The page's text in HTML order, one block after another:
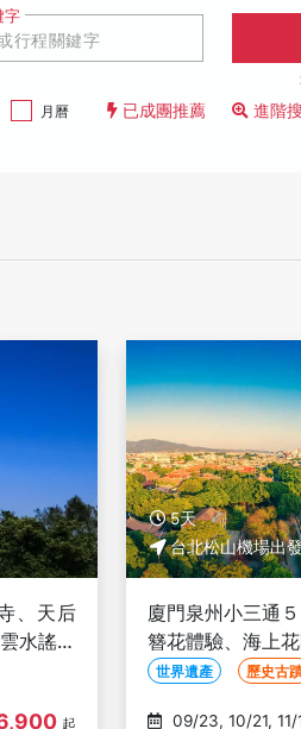
字
月曆 已成團推薦 進階
、天后
水謠、
參訪)
起
5天
台北松山機場出
廈門泉州小三通
簪花體驗、海上
物園網紅天梯(文
世界遺產 歷史古